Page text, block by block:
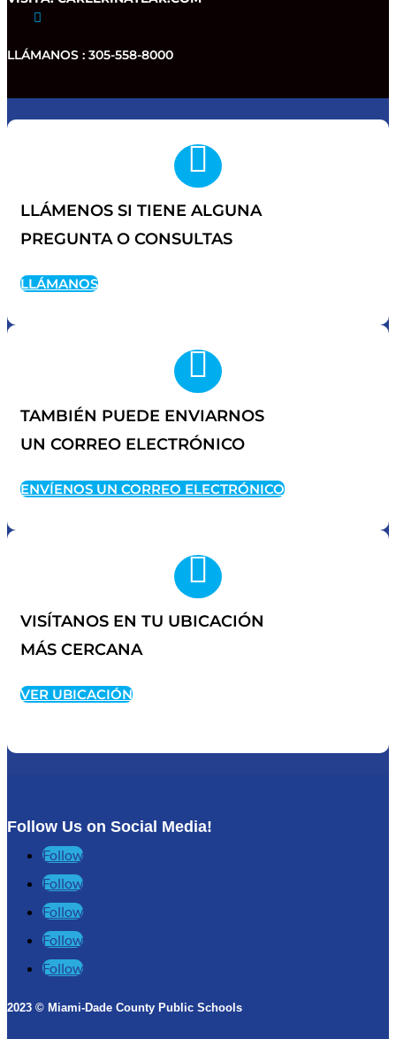

LLÁMANOS : 305-558-8000

LLÁMENOS SI TIENE ALGUNA
PREGUNTA O CONSULTAS
LLÁMANOS

TAMBIÉN PUEDE ENVIARNOS
UN CORREO ELECTRÓNICO
ENVÍENOS UN CORREO ELECTRÓNICO

VISÍTANOS EN TU UBICACIÓN
MÁS CERCANA
VER UBICACIÓN
Follow Us on Social Media!
Follow
Follow
Follow
Follow
Follow
2023 © Miami-Dade County Public Schools​